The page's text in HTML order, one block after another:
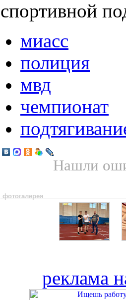
спортивной
миасс
полиция
мвд
чемпионат
Нашли
фотогалерея
реклама